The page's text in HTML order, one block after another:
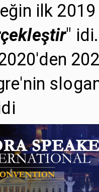
ilk
"